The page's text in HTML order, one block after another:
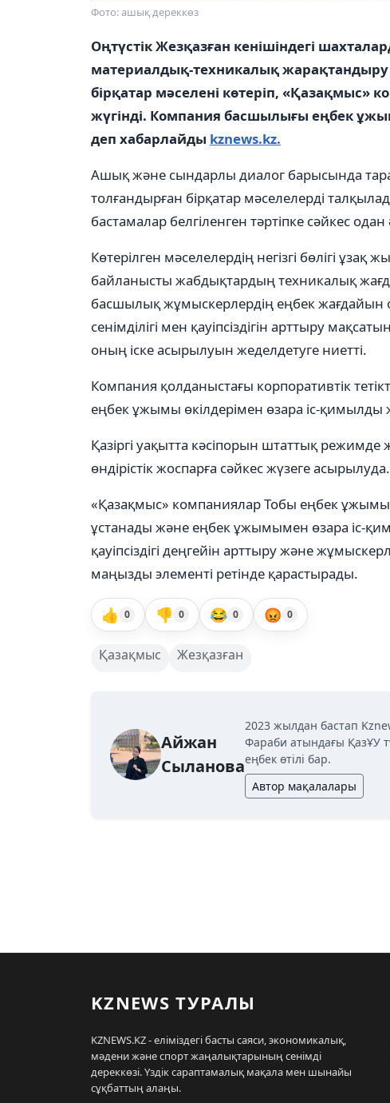
Фото: ашық дереккөз
Оңтүстік Жезқазған кенішіндегі
материалдық-техникалық
бірқатар мәселені көтеріп,
жүгінді. Компания басшылығы еңбек
деп хабарлайды kznews.kz.
Ашық және сындарлы диалог барысында
толғандырған бірқатар мәселелерді
бастамалар белгіленген тәртіпке сәйкес
Көтерілген мәселелердің негізгі бөлігі
байланысты жабдықтардың техникалық
басшылық жұмыскерлердің еңбек жағдайын
сенімділігі мен қауіпсіздігін арттыру
оның іске асырылуын жеделдетуге ниетті.
Компания қолданыстағы корпоративтік
еңбек ұжымы өкілдерімен өзара іс-қимылды
Қазіргі уақытта кәсіпорын штаттық режимде
өндірістік жоспарға сәйкес жүзеге асырылуда.
«Қазақмыс» компаниялар Тобы еңбек
ұстанады және еңбек ұжымымен өзара іс-
қауіпсіздігі деңгейін арттыру және
маңызды элементі ретінде қарастырады.
👍 0 👎 0 😂 0 😡 0
Қазақмыс Жезқазған
Айжан
Сыланова
2023 жылдан бастап
Фараби атындағы ҚазҰУ
еңбек өтілі бар.
Автор мақалалары
KZNEWS ТУРАЛЫ
KZNEWS.KZ - еліміздегі басты саяси, экономикалық,
мәдени және спорт жаңалықтарының сенімді
дереккөзі. Үздік сараптамалық мақала мен шынайы
сұқбаттың алаңы.